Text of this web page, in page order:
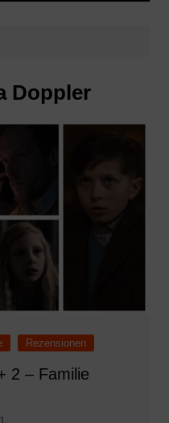
Doppler
Rezensionen
2 – Familie
1